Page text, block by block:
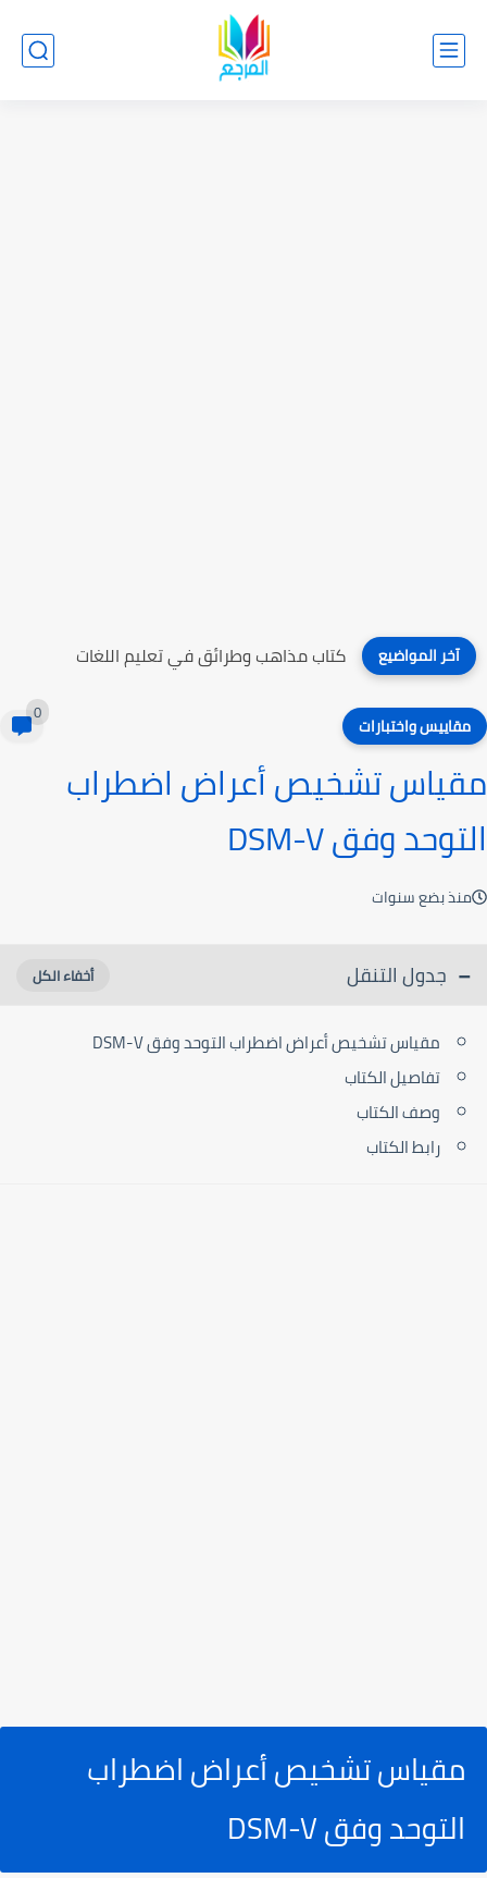
آخر المواضيع كتاب مذاهب وطرائق في تعليم اللغات
مقاييس واختبارات 0
مقياس تشخيص أعراض اضطراب
التوحد وفق DSM-V
منذ بضع سنوات
جدول التنقل
مقياس تشخيص أعراض اضطراب التوحد وفق DSM-V
تفاصيل الكتاب
وصف الكتاب
رابط الكتاب
مقياس تشخيص أعراض اضطراب
التوحد وفق DSM-V